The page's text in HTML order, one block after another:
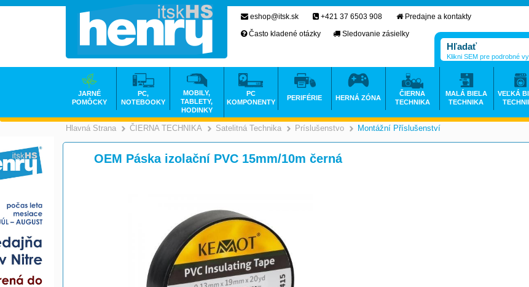
Hlavná Strana >
ČIERNA TECHNIKA >
Satelitná Technika >
Príslušenstvo Montážní Příslušenství
OEM Páska izolační PVC 15mm/10m černá
eshop@itsk.sk +421 37 6503 908
Predajne a kontakty
Často kladené otázky
Sledovanie zásielky
Klikni SEM pre podrobné
JARNÉ
POMÔCKY
PC,
NOTEBOOKY
MOBILY,
TABLETY,
HODINKY
PC
KOMPONENTY
PERIFÉRIE HERNÁ ZÓNA
ČIERNA
TECHNIKA
MALÁ BIELA
TECHNIKA
VEĽKÁ